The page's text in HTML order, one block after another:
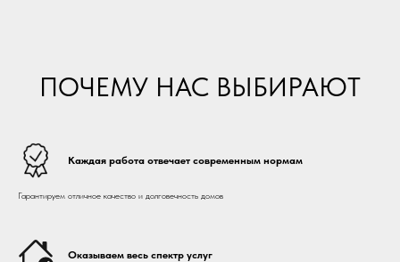
ПОЧЕМУ НАС ВЫБИРАЮТ
Каждая работа отвечает современным нормам
Гарантируем отличное качество и долговечность домов
Оказываем весь спектр услуг